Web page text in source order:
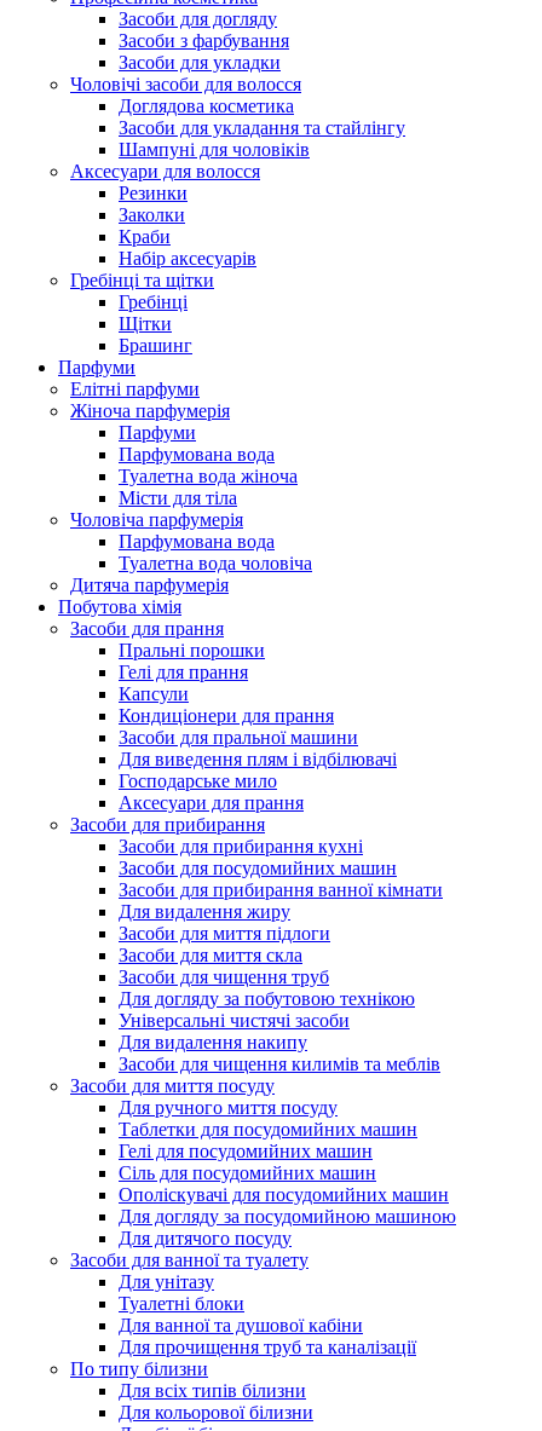
Засоби для догляду
Засоби з фарбування
Засоби для укладки
Чоловічі засоби для волосся
Доглядова косметика
Засоби для укладання та стайлінгу
Шампуні для чоловіків
Аксесуари для волосся
Резинки
Заколки
Краби
Набір аксесуарів
Гребінці та щітки
Гребінці
Щітки
Брашинг
Парфуми
Елітні парфуми
Жіноча парфумерія
Парфуми
Парфумована вода
Туалетна вода жіноча
Місти для тіла
Чоловіча парфумерія
Парфумована вода
Туалетна вода чоловіча
Дитяча парфумерія
Побутова хімія
Засоби для прання
Пральні порошки
Гелі для прання
Капсули
Кондиціонери для прання
Засоби для пральної машини
Для виведення плям і відбілювачі
Господарське мило
Аксесуари для прання
Засоби для прибирання
Засоби для прибирання кухні
Засоби для посудомийних машин
Засоби для прибирання ванної кімнати
Для видалення жиру
Засоби для миття підлоги
Засоби для миття скла
Засоби для чищення труб
Для догляду за побутовою технікою
Універсальні чистячі засоби
Для видалення накипу
Засоби для чищення килимів та меблів
Засоби для миття посуду
Для ручного миття посуду
Таблетки для посудомийних машин
Гелі для посудомийних машин
Сіль для посудомийних машин
Ополіскувачі для посудомийних машин
Для догляду за посудомийною машиною
Для дитячого посуду
Засоби для ванної та туалету
Для унітазу
Туалетні блоки
Для ванної та душової кабіни
Для прочищення труб та каналізації
По типу білизни
Для всіх типів білизни
Для кольорової білизни